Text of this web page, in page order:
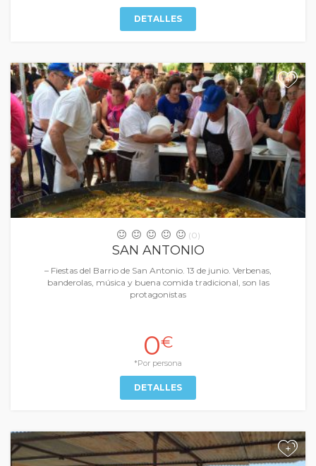
DETALLES
+
(0)
SAN ANTONIO
– Fiestas del Barrio de San Antonio. 13 de junio. Verbenas,
banderolas, música y buena comida tradicional, son las
protagonistas
0€
*Por persona
DETALLES
+